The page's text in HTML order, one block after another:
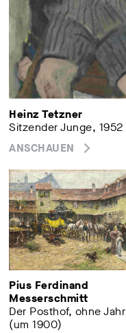
Heinz Tetzner
Sitzender Junge, 1952
ANSCHAUEN
Pius Ferdinand
Messerschmitt
Der Posthof, ohne Jahr
(um 1900)